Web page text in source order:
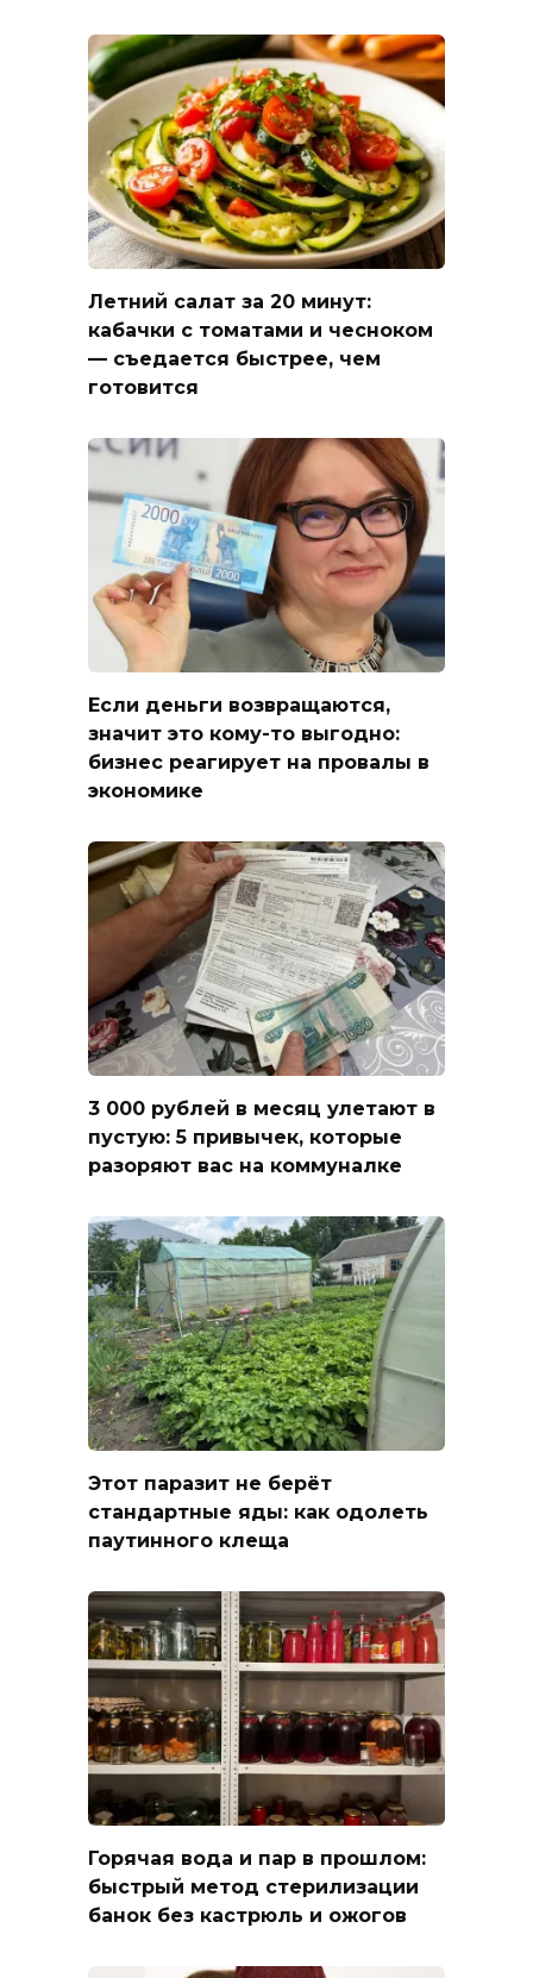
Летний салат за 20 минут:
кабачки с томатами и чесноком
— съедается быстрее, чем
готовится
Если деньги возвращаются,
значит это кому-то выгодно:
бизнес реагирует на провалы в
экономике
3 000 рублей в месяц улетают в
пустую: 5 привычек, которые
разоряют вас на коммуналке
Этот паразит не берёт
стандартные яды: как одолеть
паутинного клеща
Горячая вода и пар в прошлом:
быстрый метод стерилизации
банок без кастрюль и ожогов